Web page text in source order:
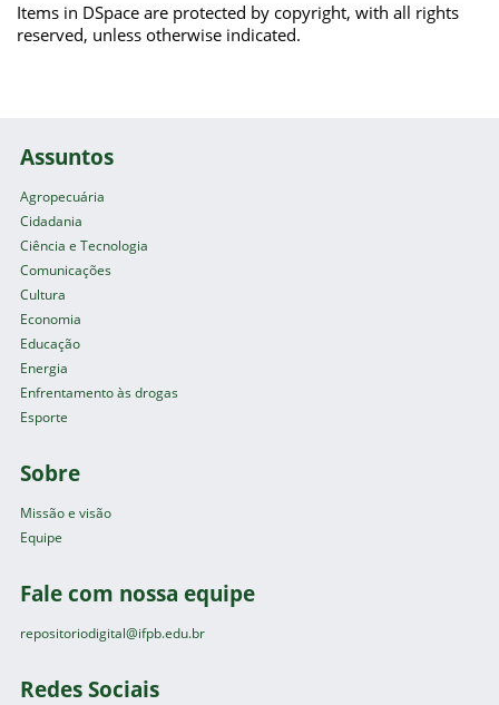
Items in DSpace are protected by copyright, with all rights
reserved, unless otherwise indicated.
Assuntos
Agropecuária
Cidadania
Ciência e Tecnologia
Comunicações
Cultura
Economia
Educação
Energia
Enfrentamento às drogas
Esporte
Sobre
Missão e visão
Equipe
Fale com nossa equipe
repositoriodigital@ifpb.edu.br
Redes Sociais